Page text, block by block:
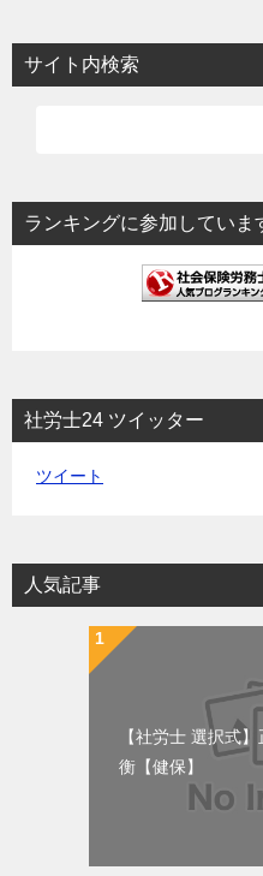
ビ
ゲ
ョ
ン
サイト内検索
ランキングに参加していま
社労士24 ツイッター
ツイート
人気記事
【社労士 選択式
衡【健保】